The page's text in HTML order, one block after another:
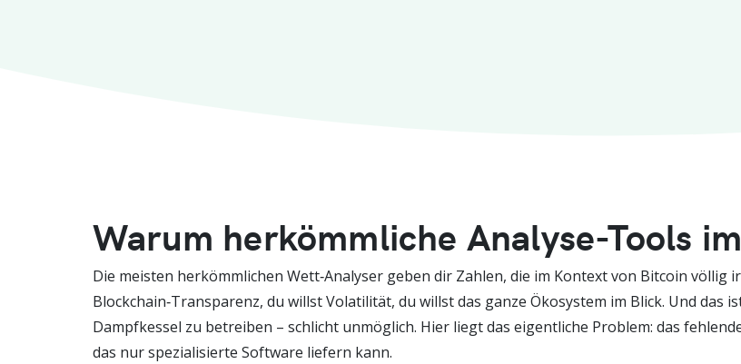
Warum herkömmliche Analyse-Tools
Die meisten herkömmlichen Wett‑Analyser geben dir Zahlen, die im Kontext von Bitcoin
Blockchain‑Transparenz, du willst Volatilität, du willst das ganze Ökosystem im Blick. Und das
Dampfkessel zu betreiben – schlicht unmöglich. Hier liegt das eigentliche Problem: das
das nur spezialisierte Software liefern kann.